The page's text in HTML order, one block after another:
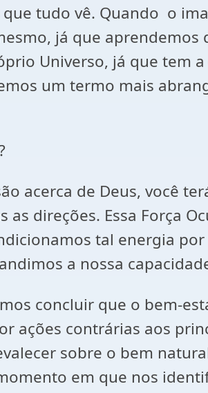
tudo vê. Quando o
já que
Universo, já que tem
um termo mais
acerca de Deus, você
as direções. Essa Força
tal energia
a nossa
concluir que o bem-
ações contrárias aos
sobre o bem
em que nos